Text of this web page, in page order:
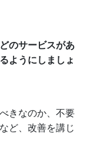
のサービスがあ
ようにしましょ
きなのか、不要
ど、改善を講じ